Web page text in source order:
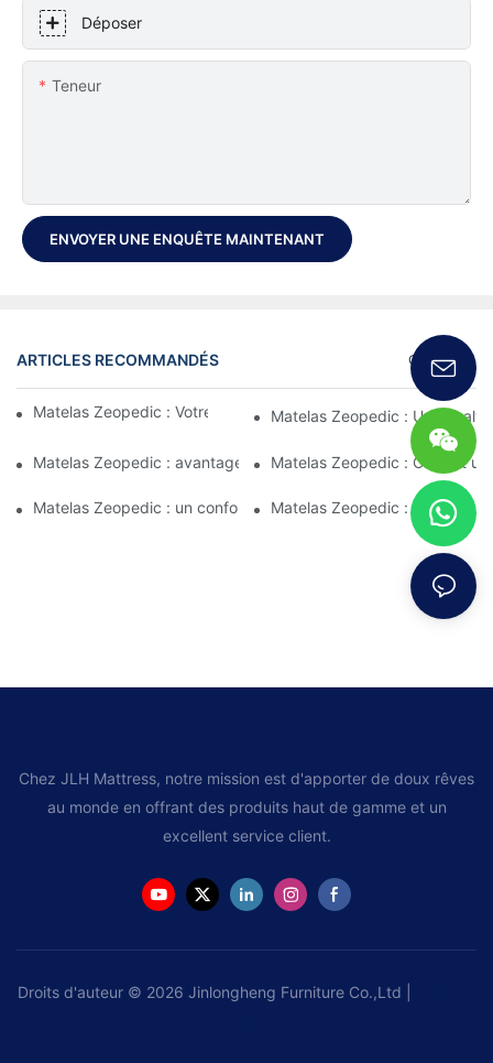
Déposer
Teneur
ENVOYER UNE ENQUÊTE MAINTENANT
ARTICLES RECOMMANDÉS Certificat
Matelas Zeopedic : Votre solution de confort ultime
Matelas Zeopedic : Une
Matelas Zeopedic : avantages et caractéristiques
Matelas Zeopedic : Confort
Matelas Zeopedic : un confort sur lequel vous pouvez compter
Matelas Zeopedic :
Chez JLH Mattress, notre mission est d'apporter de doux rêves
au monde en offrant des produits haut de gamme et un
excellent service client.
Droits d'auteur © 2026 Jinlongheng Furniture Co.,Ltd |